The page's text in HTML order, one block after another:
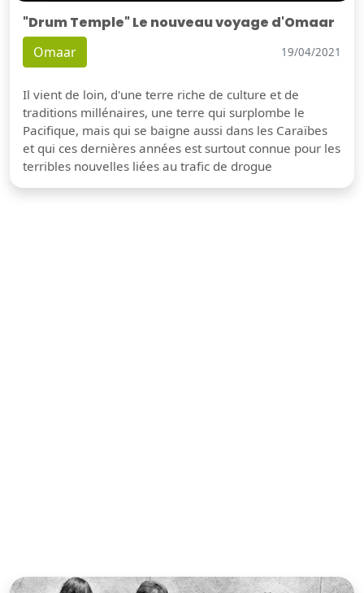
"Drum Temple" Le nouveau voyage d'Omaar
Omaar 19/04/2021
Il vient de loin, d'une terre riche de culture et de
traditions millénaires, une terre qui surplombe le
Pacifique, mais qui se baigne aussi dans les Caraïbes
et qui ces dernières années est surtout connue pour les
terribles nouvelles liées au trafic de drogue